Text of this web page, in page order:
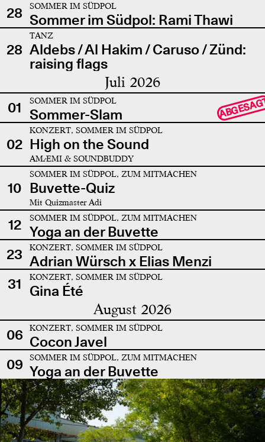
28
SOMMER IM SÜDPOL
Sommer im Südpol: Rami Thawi
28
TANZ
Aldebs / Al Hakim / Caruso / Zünd:
raising flags
Juli 2026
01 SOMMER IM SÜDPOL
Sommer-Slam
02
KONZERT, SOMMER IM SÜDPOL
High on the Sound
AMÆMI & SOUNDBUDDY
10
SOMMER IM SÜDPOL, ZUM MITMACHEN
Buvette-Quiz
Mit Quizmaster Adi
12 SOMMER IM SÜDPOL, ZUM MITMACHEN
Yoga an der Buvette
23
KONZERT, SOMMER IM SÜDPOL
Adrian Würsch x Elias Menzi
31
KONZERT, SOMMER IM SÜDPOL
Gina Été
August 2026
06 KONZERT, SOMMER IM SÜDPOL
Cocon Javel
09
SOMMER IM SÜDPOL, ZUM MITMACHEN
Yoga an der Buvette